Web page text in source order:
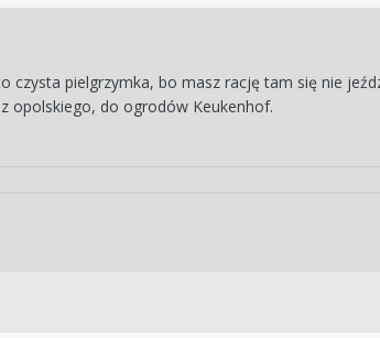
czysta pielgrzymka, bo masz rację tam się nie
opolskiego, do ogrodów Keukenhof.